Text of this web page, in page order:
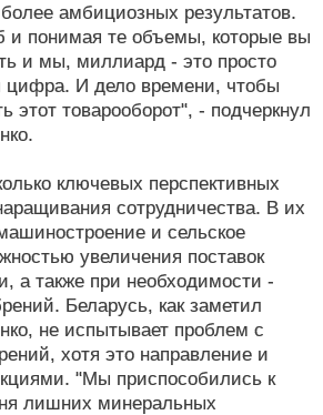
более амбициозных результатов.
понимая те объемы, которые вы
и мы, миллиард - это просто
цифра. И дело времени, чтобы
этот товарооборот", - подчеркнул
ключевых перспективных
сотрудничества. В их
и сельское
увеличения поставок
а также при необходимости -
Беларусь, как заметил
не испытывает проблем с
хотя это направление и
"Мы приспособились к
лишних минеральных